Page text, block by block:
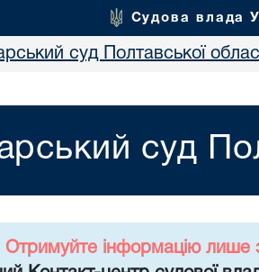
Судова влада
суд Полтавської
суд
Отримуйте інформацію лише